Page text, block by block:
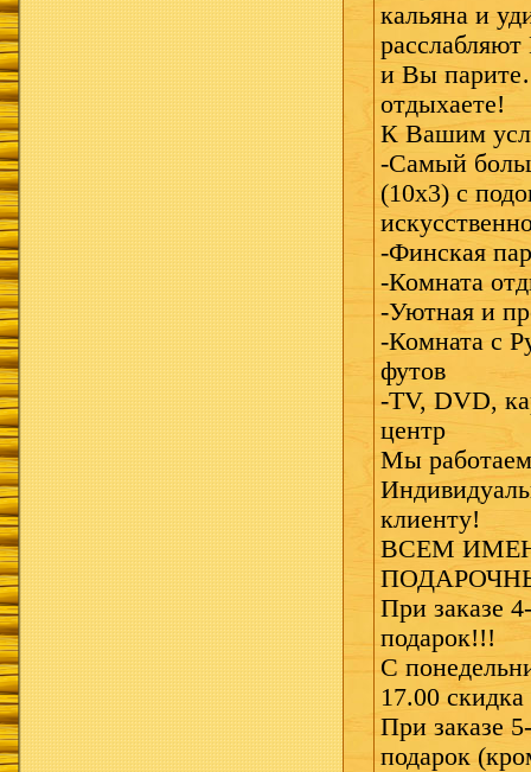
кальяна и
и Вы
отдыхаете!
К Вашим
-Самый
(10х3) с
-Финская
-Комната
-Уютная и
-Комната с
футов
-TV, DVD,
центр
Мы
клиенту!
ВСЕМ
При заказе
подарок!!!
С
17.00
При заказе
подарок